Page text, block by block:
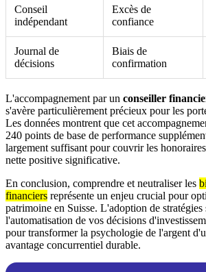
Conseil
indépendant
Excès de
confiance
Journal de
décisions
Biais de
confirmation
L'accompagnement par un conseiller
s'avère particulièrement précieux pour les
Les données montrent que cet
240 points de base de performance
largement suffisant pour couvrir les
nette positive significative.
En conclusion, comprendre et neutraliser les
financiers représente un enjeu crucial pour
patrimoine en Suisse. L'adoption de stratégies
l'automatisation de vos décisions
pour transformer la psychologie de l'argent
avantage concurrentiel durable.